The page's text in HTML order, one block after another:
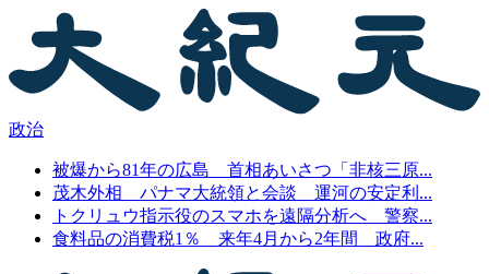
政治
被爆から81年の広島 首相あいさつ「非核三原...
茂木外相 パナマ大統領と会談 運河の安定利...
トクリュウ指示役のスマホを遠隔分析へ 警察...
食料品の消費税1％ 来年4月から2年間 政府...